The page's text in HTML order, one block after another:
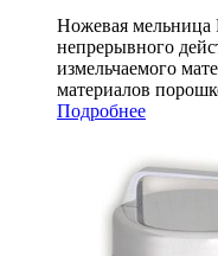
Ножевая мельница
непрерывного
измельчаемого
материалов
Подробнее